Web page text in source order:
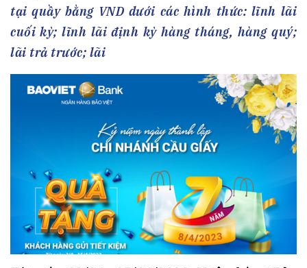
tại quầy bằng VND dưới các hình thức: lĩnh lãi
cuối kỳ; lĩnh lãi định kỳ hàng tháng, hàng quý;
lãi trả trước; lãi